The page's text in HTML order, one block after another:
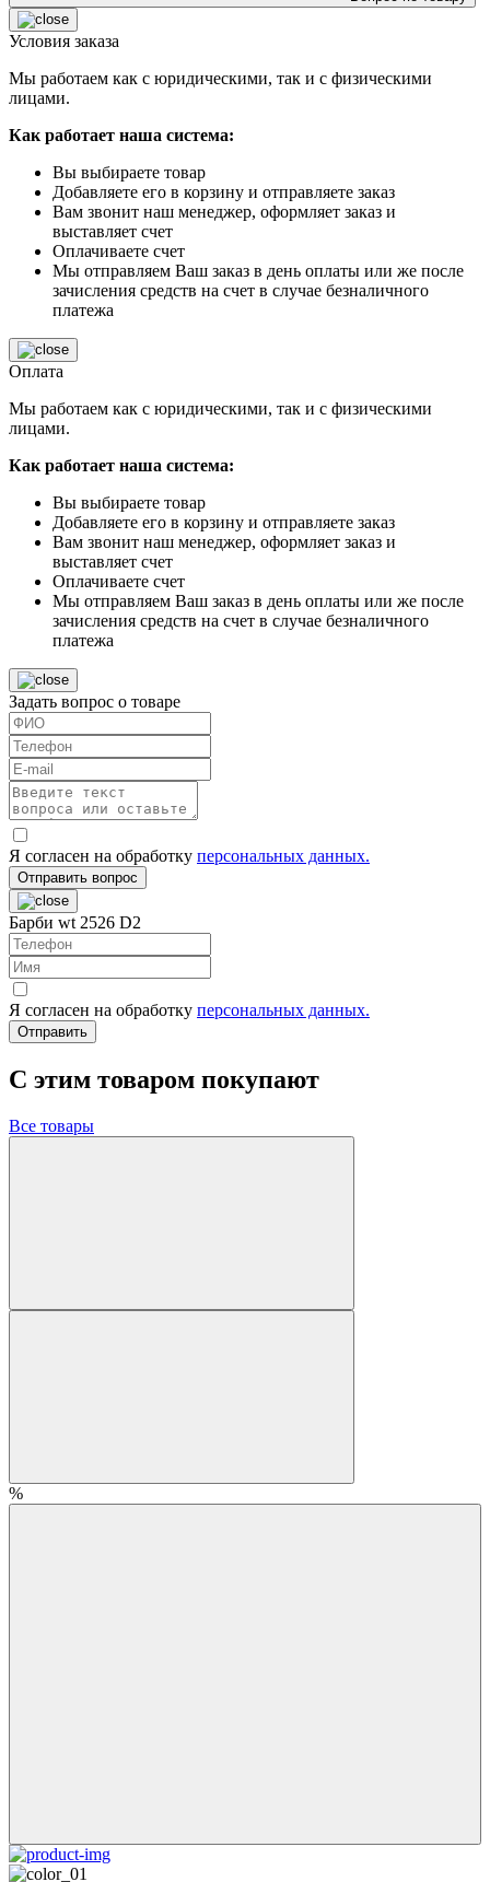
Условия заказа
Мы работаем как с юридическими, так и с физическими
лицами.
Как работает наша система:
Вы выбираете товар
Добавляете его в корзину и отправляете заказ
Вам звонит наш менеджер, оформляет заказ и
выставляет счет
Оплачиваете счет
Мы отправляем Ваш заказ в день оплаты или же после
зачисления средств на счет в случае безналичного
платежа
Оплата
Мы работаем как с юридическими, так и с физическими
лицами.
Как работает наша система:
Вы выбираете товар
Добавляете его в корзину и отправляете заказ
Вам звонит наш менеджер, оформляет заказ и
выставляет счет
Оплачиваете счет
Мы отправляем Ваш заказ в день оплаты или же после
зачисления средств на счет в случае безналичного
платежа
Задать вопрос о товаре
Я согласен на обработку персональных данных.
Отправить вопрос
Барби wt 2526 D2
Я согласен на обработку персональных данных.
Отправить
C этим товаром покупают
Все товары
%